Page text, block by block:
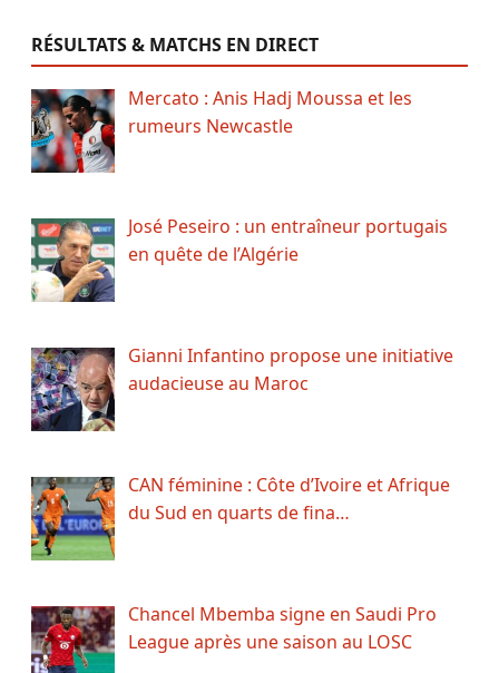
RÉSULTATS & MATCHS EN DIRECT
Mercato : Anis Hadj Moussa et les
rumeurs Newcastle
José Peseiro : un entraîneur portugais
en quête de l’Algérie
Gianni Infantino propose une initiative
audacieuse au Maroc
CAN féminine : Côte d’Ivoire et Afrique
du Sud en quarts de fina…
Chancel Mbemba signe en Saudi Pro
League après une saison au LOSC